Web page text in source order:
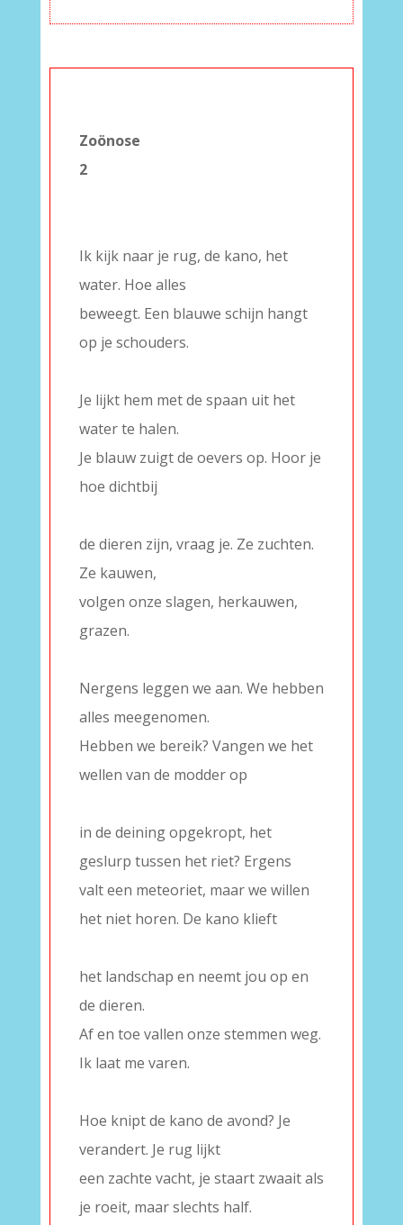
Zoönose
2
Ik kijk naar je rug, de kano, het
water. Hoe alles
beweegt. Een blauwe schijn hangt
op je schouders.
Je lijkt hem met de spaan uit het
water te halen.
Je blauw zuigt de oevers op. Hoor je
hoe dichtbij
de dieren zijn, vraag je. Ze zuchten.
Ze kauwen,
volgen onze slagen, herkauwen,
grazen.
Nergens leggen we aan. We hebben
alles meegenomen.
Hebben we bereik? Vangen we het
wellen van de modder op
in de deining opgekropt, het
geslurp tussen het riet? Ergens
valt een meteoriet, maar we willen
het niet horen. De kano klieft
het landschap en neemt jou op en
de dieren.
Af en toe vallen onze stemmen weg.
Ik laat me varen.
Hoe knipt de kano de avond? Je
verandert. Je rug lijkt
een zachte vacht, je staart zwaait als
je roeit, maar slechts half.